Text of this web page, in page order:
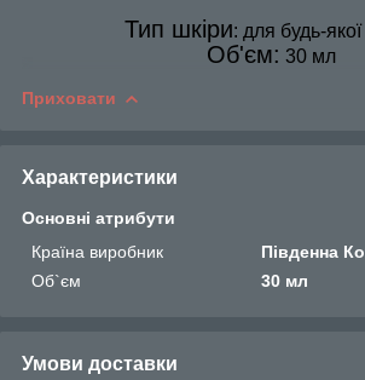
Тип шкіри: для будь-
Об'єм: 30 мл
Приховати
Характеристики
Основні атрибути
Країна виробник
Південна
Об`єм
30 мл
Умови доставки